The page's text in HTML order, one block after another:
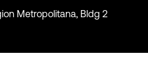
Metropolitana, Bldg 2